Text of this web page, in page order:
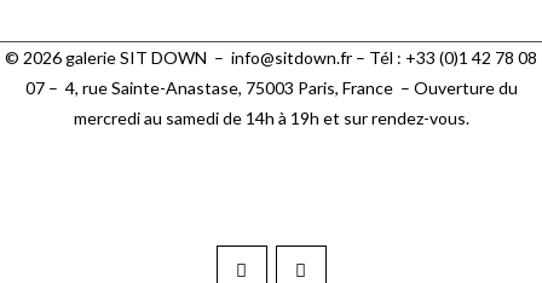
© 2026 galerie SIT DOWN – info@sitdown.fr – Tél : +33 (0)1 42 78 08
07 – 4, rue Sainte-Anastase, 75003 Paris, France – Ouverture du
mercredi au samedi de 14h à 19h et sur rendez-vous.